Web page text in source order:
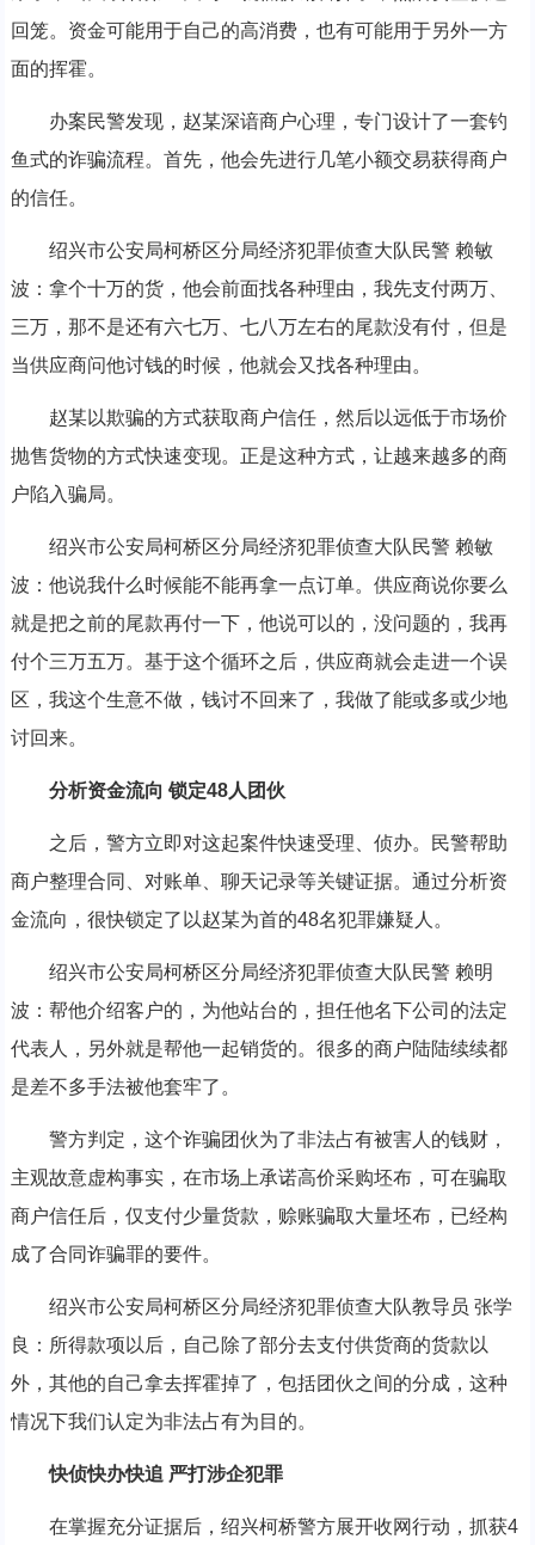
回笼。资金可能用于自己的高消费，也有可能用于另外一方
面的挥霍。
办案民警发现，赵某深谙商户心理，专门设计了一套钓
鱼式的诈骗流程。首先，他会先进行几笔小额交易获得商户
的信任。
绍兴市公安局柯桥区分局经济犯罪侦查大队民警 赖敏
波：拿个十万的货，他会前面找各种理由，我先支付两万、
三万，那不是还有六七万、七八万左右的尾款没有付，但是
当供应商问他讨钱的时候，他就会又找各种理由。
赵某以欺骗的方式获取商户信任，然后以远低于市场价
抛售货物的方式快速变现。正是这种方式，让越来越多的商
户陷入骗局。
绍兴市公安局柯桥区分局经济犯罪侦查大队民警 赖敏
波：他说我什么时候能不能再拿一点订单。供应商说你要么
就是把之前的尾款再付一下，他说可以的，没问题的，我再
付个三万五万。基于这个循环之后，供应商就会走进一个误
区，我这个生意不做，钱讨不回来了，我做了能或多或少地
讨回来。
分析资金流向 锁定48人团伙
之后，警方立即对这起案件快速受理、侦办。民警帮助
商户整理合同、对账单、聊天记录等关键证据。通过分析资
金流向，很快锁定了以赵某为首的48名犯罪嫌疑人。
绍兴市公安局柯桥区分局经济犯罪侦查大队民警 赖明
波：帮他介绍客户的，为他站台的，担任他名下公司的法定
代表人，另外就是帮他一起销货的。很多的商户陆陆续续都
是差不多手法被他套牢了。
警方判定，这个诈骗团伙为了非法占有被害人的钱财，
主观故意虚构事实，在市场上承诺高价采购坯布，可在骗取
商户信任后，仅支付少量货款，赊账骗取大量坯布，已经构
成了合同诈骗罪的要件。
绍兴市公安局柯桥区分局经济犯罪侦查大队教导员 张学
良：所得款项以后，自己除了部分去支付供货商的货款以
外，其他的自己拿去挥霍掉了，包括团伙之间的分成，这种
情况下我们认定为非法占有为目的。
快侦快办快追 严打涉企犯罪
在掌握充分证据后，绍兴柯桥警方展开收网行动，抓获4